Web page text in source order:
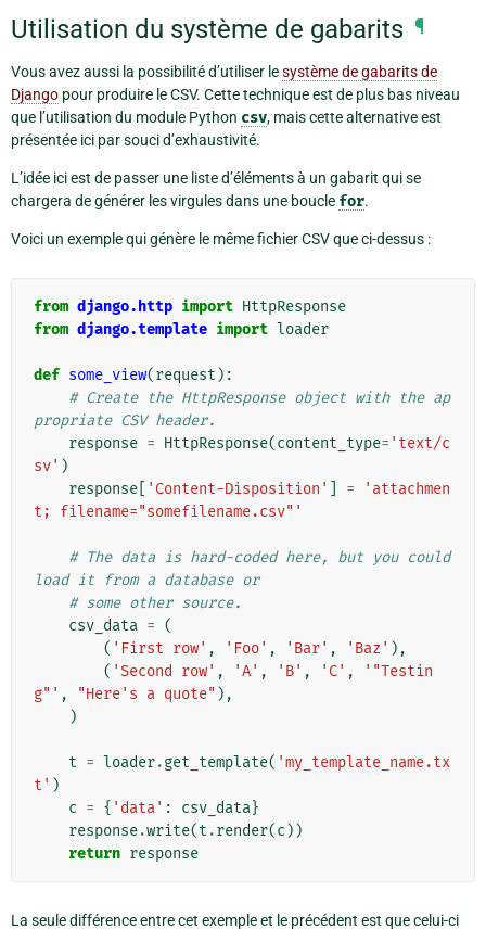
Utilisation du système de gabarits ¶
Vous avez aussi la possibilité d’utiliser lesystème de gabarits de
Django pour produire le CSV. Cette technique est de plus bas niveau
que l’utilisation du module Python csv, mais cette alternative est
présentée ici par souci d’exhaustivité.
L’idée ici est de passer une liste d’éléments à un gabarit qui se
chargera de générer les virgules dans une boucle for.
Voici un exemple qui génère le même fichier CSV que ci-dessus :
from django.http import HttpResponse
from django.template import loader
def some_view(request ):
# Create the HttpResponse object with the ap
propriate CSV header.
response = HttpResponse(content_type= 'text/c
sv' )
response
'Content-Disposition' =
'attachmen
t; filename="somefilename.csv"'
# The data is hard-coded here, but you could
load it from a database or
# some other source.
csv_data = (
( 'First row' , 'Foo' , 'Bar' , 'Baz' ),
( 'Second row' , 'A' , 'B' , 'C' ,
'"Testin
g"' , "Here's a quote" ),
)
t = loader.get_template( 'my_template_name.tx
t' )
c = { 'data' : csv_data}
response.write(t .render(c ))
return response
La seule différence entre cet exemple et le précédent est que celui-ci